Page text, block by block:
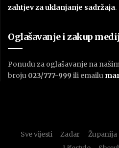
zahtjev za uklanjanje sadržaja.
Oglašavanje i zakup
Ponudu za oglašavanje na
broju 023/777-999 ili emailu
Sve vijesti Zadar Županija